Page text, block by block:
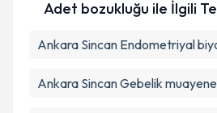
Adet bozukluğu ile İlgili
Ankara Sincan Endometriyal
Ankara Sincan Gebelik